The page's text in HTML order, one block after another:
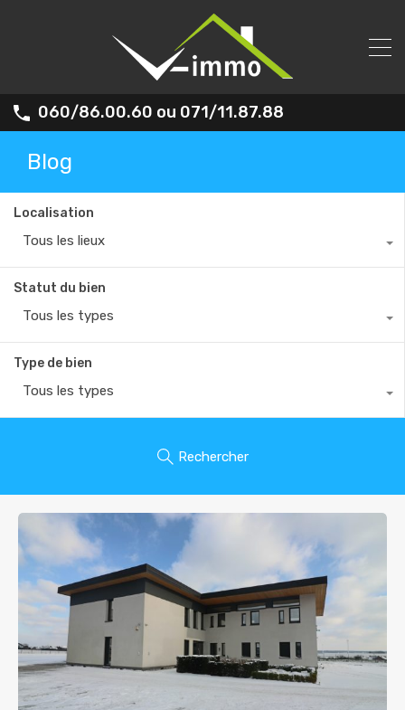
060/86.00.60 ou 071/11.87.88
Blog
Localisation
Tous les lieux
Statut du bien
Tous les types
Type de bien
Tous les types
Rechercher